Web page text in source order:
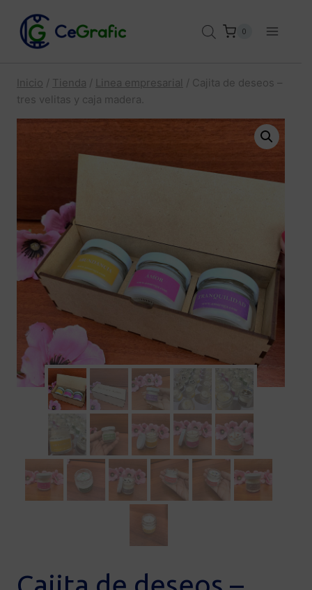
contenido
0
Inicio / Tienda / Linea empresarial / Cajita de deseos –
tres velitas y caja madera.